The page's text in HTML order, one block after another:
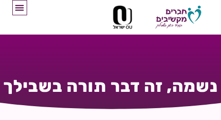
נשמה, זה דבר תורה בשבילך